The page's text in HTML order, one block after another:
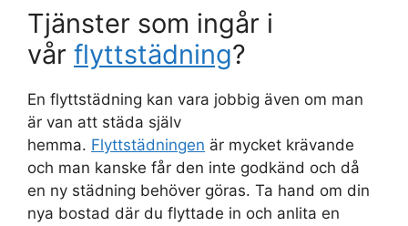
Tjänster som ingår i
vår flyttstädning?
En flyttstädning kan vara jobbig även om man
är van att städa själv
hemma. Flyttstädningen är mycket krävande
och man kanske får den inte godkänd och då
en ny städning behöver göras. Ta hand om din
nya bostad där du flyttade in och anlita en